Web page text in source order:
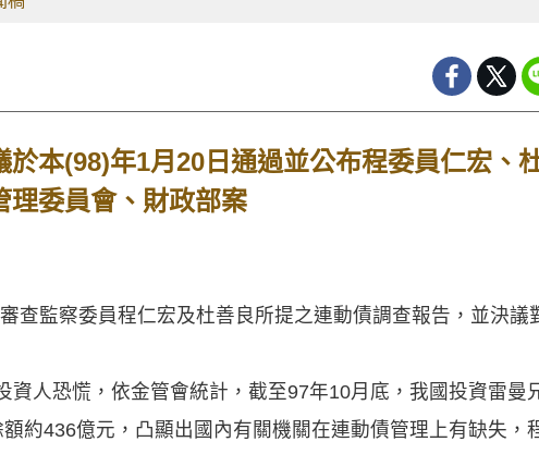
本(98)年1月20日通過並公布程委員仁宏、
理委員會、財政部案
查監察委員程仁宏及杜善良所提之連動債調查報告，並決議
人恐慌，依金管會統計，截至97年10月底，我國投資雷曼
約436億元，凸顯出國內有關機關在連動債管理上有缺失，